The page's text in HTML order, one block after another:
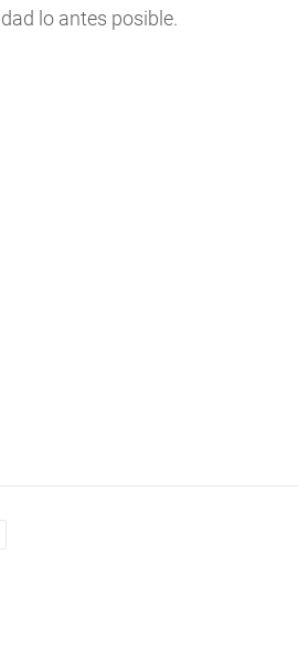
lo antes posible.